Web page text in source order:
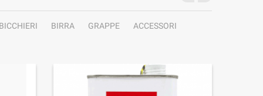
BICCHIERI BIRRA GRAPPE
ACCESSORI